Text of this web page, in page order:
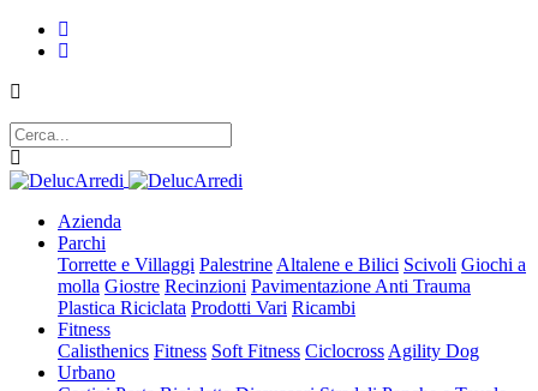
Azienda
Parchi
Torrette e Villaggi Palestrine Altalene e Bilici Scivoli Giochi a
molla Giostre Recinzioni Pavimentazione Anti Trauma
Plastica Riciclata Prodotti Vari Ricambi
Fitness
Calisthenics Fitness Soft Fitness Ciclocross Agility Dog
Urbano